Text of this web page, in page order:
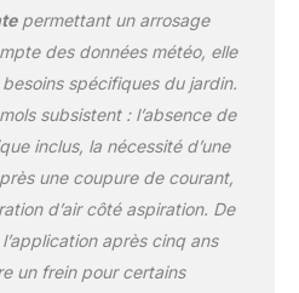
Qualité – Le groupe de
surpression automatique
est doté d’une poignée
de transport, de
haute qualité et d’un
affichage LED indiquant
l’état de la pompe.
Protection – Bouchon de
purge pour la protection
contre le gel, fonction
permettant un arrosage
des données météo, elle
spécifiques du jardin.
subsistent : l’absence de
inclus, la nécessité d’une
une coupure de courant,
d’air côté aspiration. De
après cinq ans
un frein pour certains